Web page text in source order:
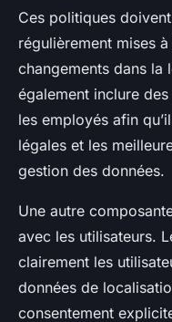
Ces politiques
régulièrement mises
changements dans la
également inclure des
les employés afin
légales et les
gestion des données.
Une autre
avec les utilisateurs.
clairement les
données de
consentement